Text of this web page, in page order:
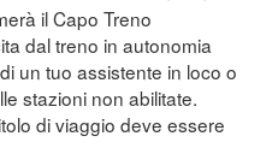
il Capo Treno
dal treno in autonomia
un tuo assistente in loco o
stazioni non abilitate.
di viaggio deve essere